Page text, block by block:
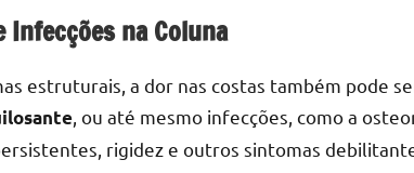
Infecções na Coluna
estruturais, a dor nas costas também pode
, ou até mesmo infecções, como a
rigidez e outros sintomas